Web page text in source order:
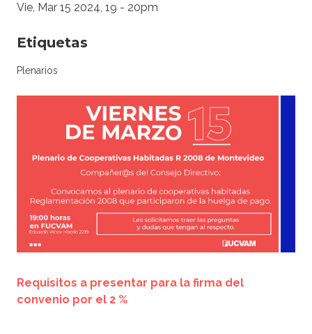
Vie, Mar 15 2024, 19 - 20pm
Etiquetas
Plenarios
Requisitos a presentar para la firma del
convenio por el 2 %